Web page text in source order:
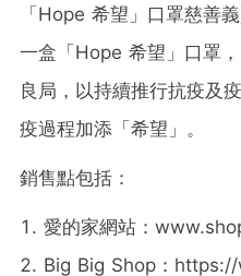
「Hope 希望」口罩慈善
一盒「Hope 希望」口罩
良局，以持續推行抗疫及
疫過程加添「希望」。
銷售點包括：
愛的家網站：
Big Big Shop：